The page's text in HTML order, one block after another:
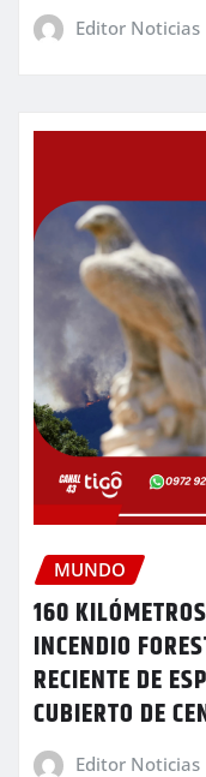
Editor Noticias
MUNDO
160
INCENDIO
RECIENTE DE
CUBIERTO DE
Editor Noticias